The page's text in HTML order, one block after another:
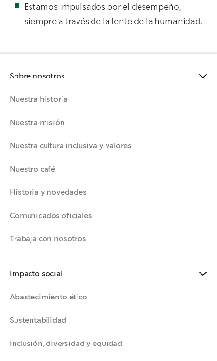
Estamos impulsados por el desempeño,
siempre a través de la lente de la humanidad.
Sobre nosotros
Nuestra historia
Nuestra misión
Nuestra cultura inclusiva y valores
Nuestro café
Historia y novedades
Comunicados oficiales
Trabaja con nosotros
Impacto social
Abastecimiento ético
Sustentabilidad
Inclusión, diversidad y equidad